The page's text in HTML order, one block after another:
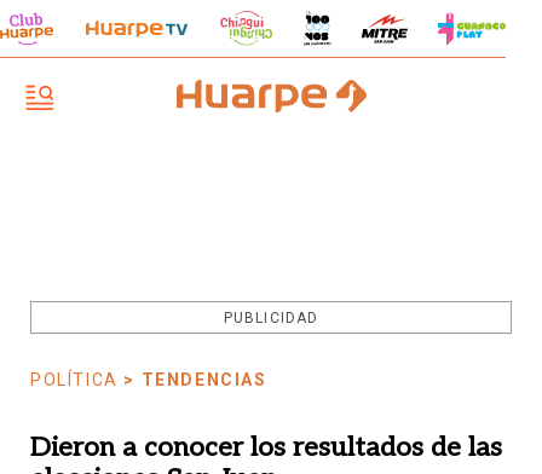
PUBLICIDAD
POLÍTICA > TENDENCIAS
Dieron a conocer los resultados de las